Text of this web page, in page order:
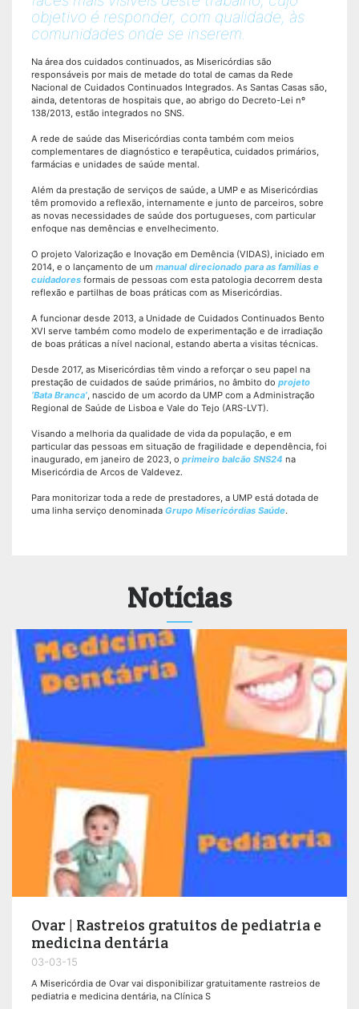
objetivo é responder, com qualidade, às
comunidades onde se inserem.
Na área dos cuidados continuados, as Misericórdias são
responsáveis por mais de metade do total de camas da Rede
Nacional de Cuidados Continuados Integrados. As Santas Casas são,
ainda, detentoras de hospitais que, ao abrigo do Decreto-Lei nº
138/2013, estão integrados no SNS.
A rede de saúde das Misericórdias conta também com meios
complementares de diagnóstico e terapêutica, cuidados primários,
farmácias e unidades de saúde mental.
Além da prestação de serviços de saúde, a UMP e as Misericórdias
têm promovido a reflexão, internamente e junto de parceiros, sobre
as novas necessidades de saúde dos portugueses, com particular
enfoque nas demências e envelhecimento.
O projeto Valorização e Inovação em Demência (VIDAS), iniciado em
2014, e o lançamento de um manual direcionado para as famílias e
cuidadores formais de pessoas com esta patologia decorrem desta
reflexão e partilhas de boas práticas com as Misericórdias.
A funcionar desde 2013, a Unidade de Cuidados Continuados Bento
XVI serve também como modelo de experimentação e de irradiação
de boas práticas a nível nacional, estando aberta a visitas técnicas.
Desde 2017, as Misericórdias têm vindo a reforçar o seu papel na
prestação de cuidados de saúde primários, no âmbito do projeto
‘Bata Branca’ , nascido de um acordo da UMP com a Administração
Regional de Saúde de Lisboa e Vale do Tejo (ARS-LVT).
Visando a melhoria da qualidade de vida da população, e em
particular das pessoas em situação de fragilidade e dependência, foi
inaugurado, em janeiro de 2023, o primeiro balcão SNS24 na
Misericórdia de Arcos de Valdevez.
Para monitorizar toda a rede de prestadores, a UMP está dotada de
uma linha serviço denominada Grupo Misericórdias Saúde.
Notícias
Ovar | Rastreios gratuitos de pediatria e
medicina dentária
03-03-15
A Misericórdia de Ovar vai disponibilizar gratuitamente rastreios de
pediatria e medicina dentária, na Clínica S